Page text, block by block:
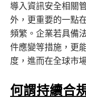
導入資訊安全相關
外，更重要的一點
頻繁。企業若具備
件應變等措施，更
度，進而在全球市
何謂持續合